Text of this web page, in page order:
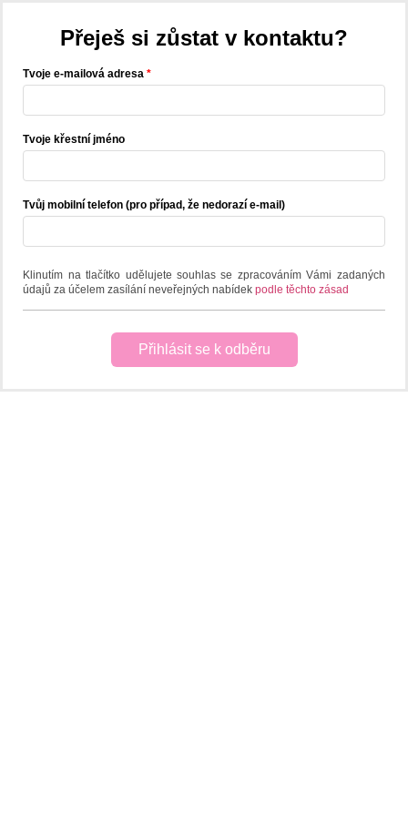
Přeješ si zůstat v kontaktu?
Tvoje e-mailová adresa
Tvoje křestní jméno
Tvůj mobilní telefon (pro případ, že nedorazí e-mail)
Klinutím na tlačítko udělujete souhlas se zpracováním Vámi zadaných
údajů za účelem zasílání neveřejných nabídekpodle těchto zásad
Přihlásit se k odběru